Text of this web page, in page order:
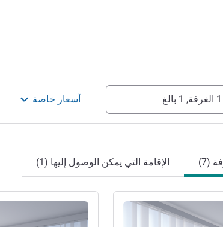
1 الغرفة, 1 بالغ أسعار خاصة
(7) الإقامة التي يمكن الوصول إليها (1)
راجع التفاصيل